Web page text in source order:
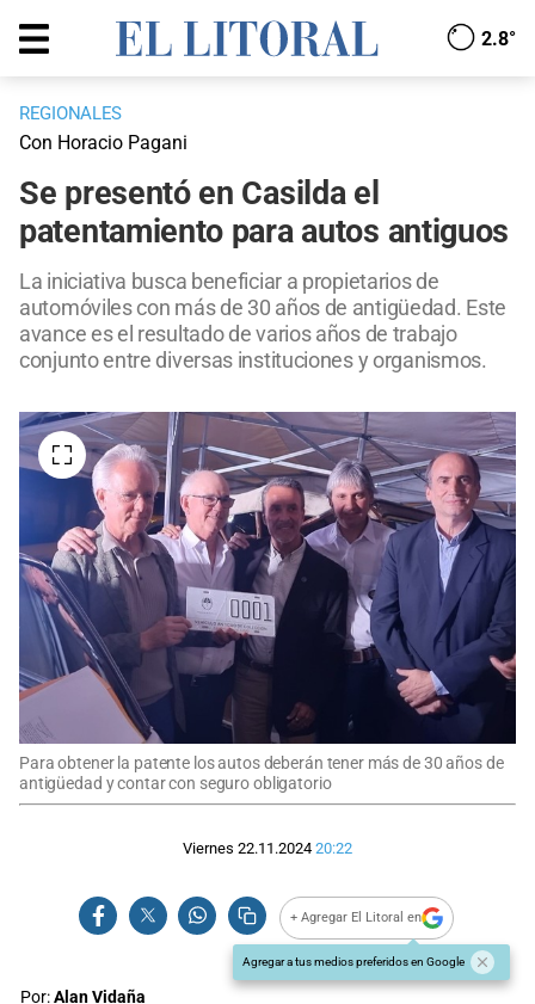
2.8°
REGIONALES
Con Horacio Pagani
Se presentó en Casilda el
patentamiento para autos antiguos
La iniciativa busca beneficiar a propietarios de
automóviles con más de 30 años de antigüedad. Este
avance es el resultado de varios años de trabajo
conjunto entre diversas instituciones y organismos.
Para obtener la patente los autos deberán tener más de 30 años de
antigüedad y contar con seguro obligatorio
Viernes 22.11.2024 20:22
+ Agregar El Litoral en
Agregar a tus medios preferidos en Google
Por:Alan Vidaña